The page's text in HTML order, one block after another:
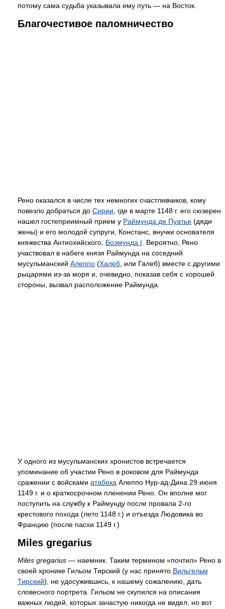
потому сама судьба указывала ему путь — на Восток.
Благочестивое паломничество
Рено оказался в числе тех немногих счастливчиков, кому
повезло добраться до Сирии, где в марте 1148 г. его сюзерен
нашел гостеприимный прием у Раймунда де Пуатье (дяди
жены) и его молодой супруги, Констанс, внучки основателя
княжества Антиохийского, Боэмунда I. Вероятно, Рено
участвовал в набеге князя Раймунда на соседний
мусульманский Алеппо (Халеб, или Галеб) вместе с другими
рыцарями из-за моря и, очевидно, показав себя с хорошей
стороны, вызвал расположение Раймунда.
У одного из мусульманских хронистов встречается
упоминание об участии Рено в роковом для Раймунда
сражении с войсками атабека Алеппо Нур-ад-Дина 29 июня
1149 г. и о краткосрочном пленении Рено. Он вполне мог
поступить на службу к Раймунду после провала 2-го
крестового похода (лето 1148 г.) и отъезда Людовика во
Францию (после пасхи 1149 г.)
Miles gregarius
Miles gregarius — наемник. Таким термином «почтил» Рено в
своей хронике Гильом Тирский (у нас принято Вильгельм
Тирский), не удосужившись, к нашему сожалению, дать
словесного портрета. Гильом не скупился на описания
важных людей, которых зачастую никогда не видел, но вот